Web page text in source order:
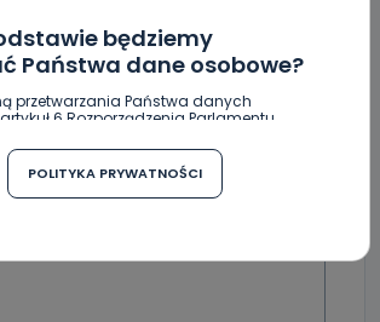
będziemy
Państwa dane osobowe?
przetwarzania Państwa danych
6 Rozporządzenia Parlamentu
osób fizycznych w związku z
osobowych w sprawie
takich danych oraz uchylenia
(RODO).
cofnięcia zgody?
POLITYKA PRYWATNOŚCI
KOMENTARZ